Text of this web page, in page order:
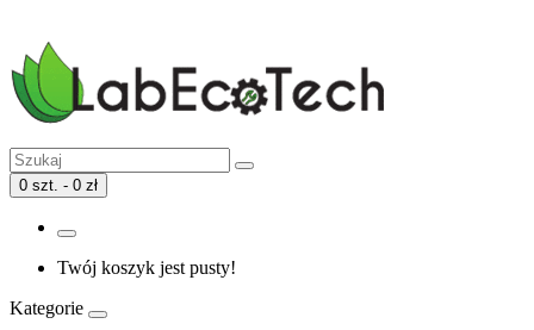
0 szt. - 0 zł
Twój koszyk jest pusty!
Kategorie